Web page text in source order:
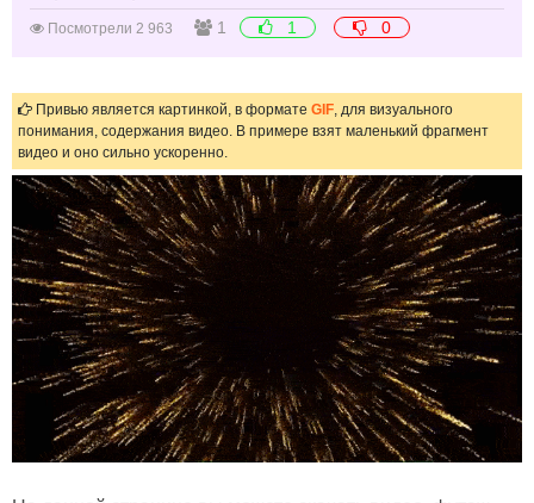
Посмотрели 2 963 1 1 0
Привью является картинкой, в формате GIF, для визуального
понимания, содержания видео. В примере взят маленький фрагмент
видео и оно сильно ускоренно.